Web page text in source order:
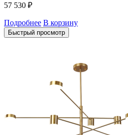
57 530 ₽
Подробнее В корзину
Быстрый просмотр